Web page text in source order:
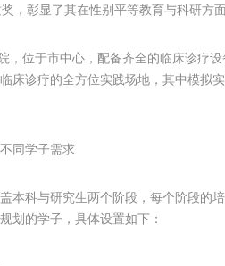
，彰显了其在性别平等教育与科研方
，位于市中心，配备齐全的临床诊疗
床诊疗的全方位实践场地，其中模拟
同学子需求
本科与研究生两个阶段，每个阶段的
划的学子，具体设置如下：